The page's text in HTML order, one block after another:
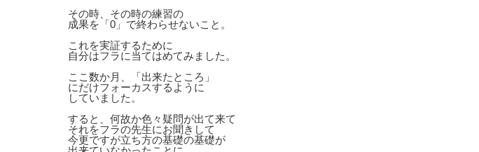
その時、その時の練習の
成果を「0」で終わらせないこと。
これを実証するために
自分はフラに当てはめてみました。
ここ数か月、「出来たところ」
にだけフォーカスするように
していました。
すると、何故か色々疑問が出て来て
それをフラの先生にお聞きして
今更ですが立ち方の基礎の基礎が